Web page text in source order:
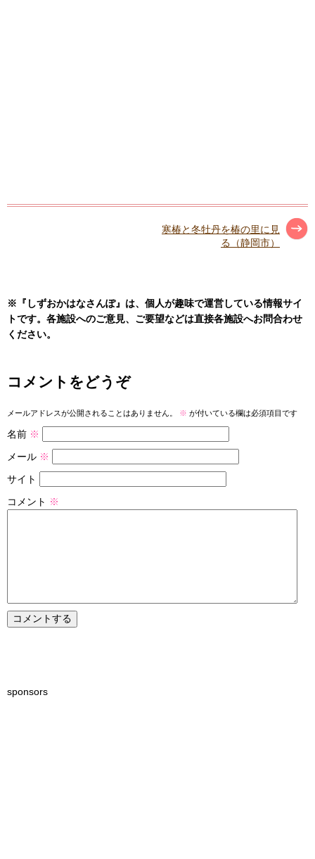
寒椿と冬牡丹を椿の里に見
る（静岡市）
※『しずおかはなさんぽ』は、個人が趣味で運営している情報サイ
トです。各施設へのご意見、ご要望などは直接各施設へお問合わせ
ください。
コメントをどうぞ
メールアドレスが公開されることはありません。 ※ が付いている欄は必須項目です
名前 ※
メール ※
サイト
コメント ※
sponsors